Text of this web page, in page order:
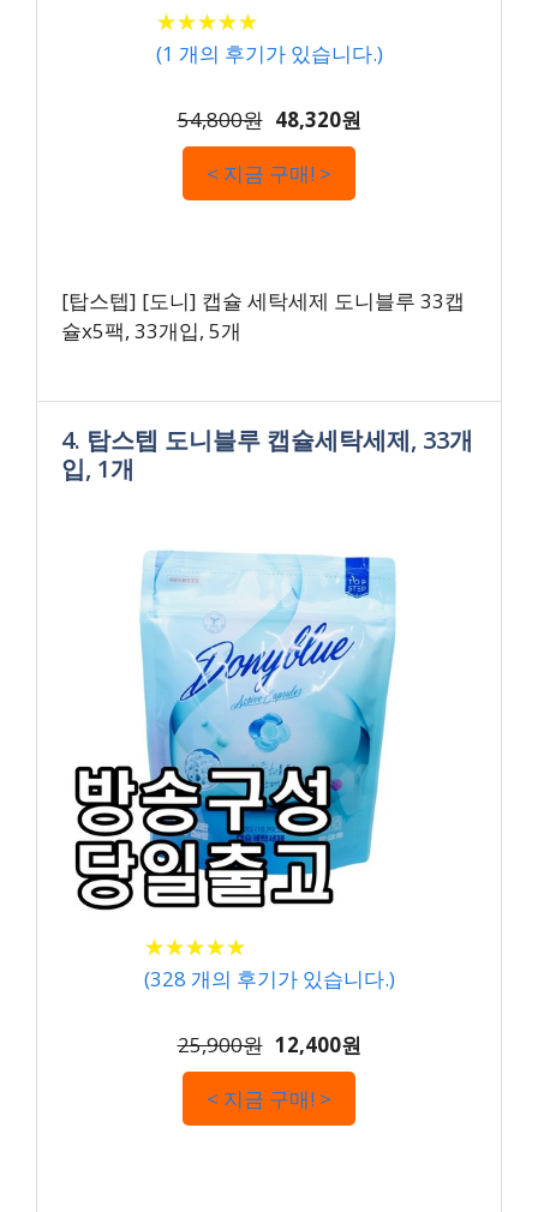
★★★★★
★★★★★
(1 개의 후기가 있습니다.)
54,800원 48,320원
< 지금 구매! >
[탑스텝] [도니] 캡슐 세탁세제 도니블루 33캡
슐x5팩, 33개입, 5개
4. 탑스텝 도니블루 캡슐세탁세제, 33개
입, 1개
★★★★★
★★★★★
(328 개의 후기가 있습니다.)
25,900원 12,400원
< 지금 구매! >